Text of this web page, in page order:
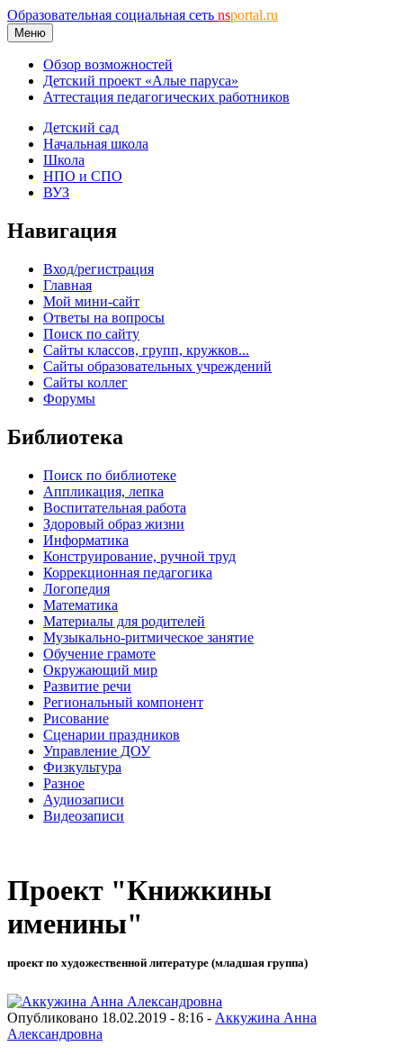
Образовательная социальная сеть nsportal.ru
Меню
Обзор возможностей
Детский проект «Алые паруса»
Аттестация педагогических работников
Детский сад
Начальная школа
Школа
НПО и СПО
ВУЗ
Навигация
Вход/регистрация
Главная
Мой мини-сайт
Ответы на вопросы
Поиск по сайту
Сайты классов, групп, кружков...
Сайты образовательных учреждений
Сайты коллег
Форумы
Библиотека
Поиск по библиотеке
Аппликация, лепка
Воспитательная работа
Здоровый образ жизни
Информатика
Конструирование, ручной труд
Коррекционная педагогика
Логопедия
Математика
Материалы для родителей
Музыкально-ритмическое занятие
Обучение грамоте
Окружающий мир
Развитие речи
Региональный компонент
Рисование
Сценарии праздников
Управление ДОУ
Физкультура
Разное
Аудиозаписи
Видеозаписи
Проект "Книжкины
именины"
проект по художественной литературе (младшая группа)
Опубликовано 18.02.2019 - 8:16 - Аккужина Анна
Александровна